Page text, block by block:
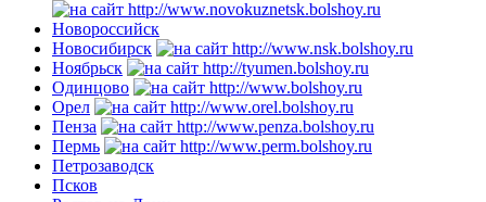
Новороссийск
Новосибирск
Ноябрьск
Одинцово
Орел
Пенза
Пермь
Петрозаводск
Псков